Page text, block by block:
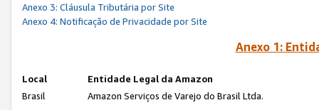
Anexo 3: Cláusula Tributária por Site
Anexo 4: Notificação de Privacidade por Site
Anexo 1:
Local
Entidade Legal da Amazon
Brasil
Amazon Serviços de Varejo do Brasil Ltda.